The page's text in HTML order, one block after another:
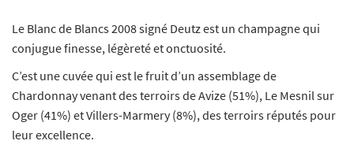
Le Blanc de Blancs 2008 signé Deutz est un champagne qui
conjugue finesse, légèreté et onctuosité.
C’est une cuvée qui est le fruit d’un assemblage de
Chardonnay venant des terroirs de Avize (51%), Le Mesnil sur
Oger (41%) et Villers-Marmery (8%), des terroirs réputés pour
leur excellence.